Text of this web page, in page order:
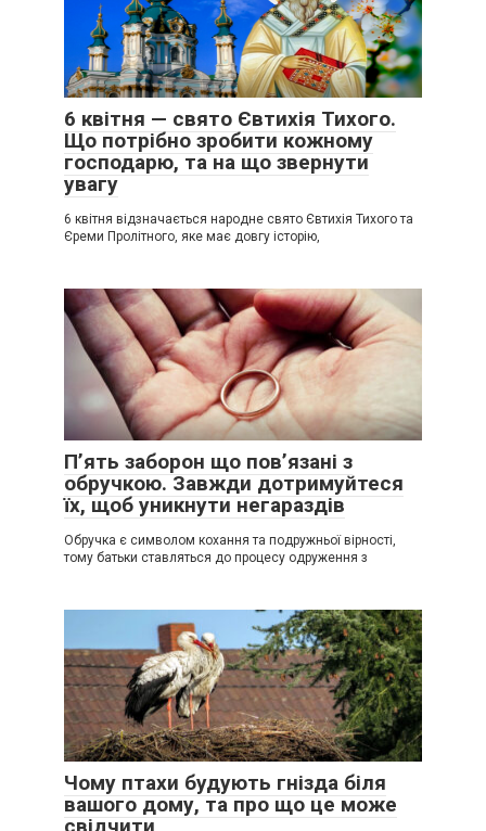
6 квітня — свято Євтихія Тихого.
Що потрібно зробити кожному
господарю, та на що звернути
увагу
6 квітня відзначається народне свято Євтихія Тихого та
Єреми Пролітного, яке має довгу історію,
П’ять заборон що пов’язані з
обручкою. Завжди дотримуйтеся
їх, щоб уникнути негараздів
Обручка є символом кохання та подружньої вірності,
тому батьки ставляться до процесу одруження з
Чому птахи будують гнізда біля
вашого дому, та про що це може